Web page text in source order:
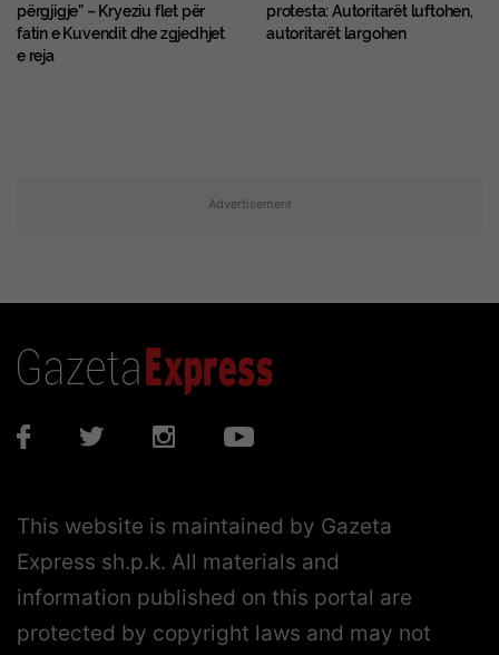
përgjigje” – Kryeziu flet për
fatin e Kuvendit dhe zgjedhjet
e reja
protesta: Autoritarët luftohen,
autoritarët largohen
Advertisement
This website is maintained by Gazeta
Express sh.p.k. All materials and
information published on this portal are
protected by copyright laws and may not